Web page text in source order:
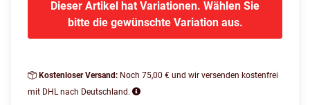
Dieser Artikel hat Variationen. Wählen Sie
bitte die gewünschte Variation aus.
Kostenloser Versand: Noch 75,00 € und wir versenden kostenfrei
mit DHL nach Deutschland.